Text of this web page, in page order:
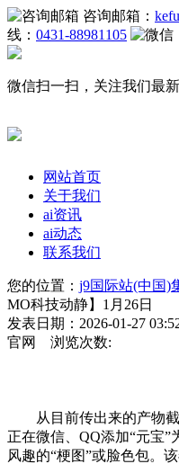
咨询邮箱：
线： 0431-88981105
微信扫一扫，关注我们最
网站首页
关于我们
ai资讯
ai动态
联系我们
您的位置： j9国际站(中国)
MO科技动静】1月26日
发表日期：2026-01-27
官网 浏览次数:
从目前传出来的产物截
正在微信、QQ添加“元宝
风趣的“梗图”或脸色包。